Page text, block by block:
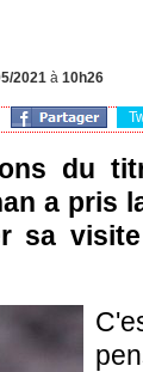
2021 à 10h26
du
a pris
sa